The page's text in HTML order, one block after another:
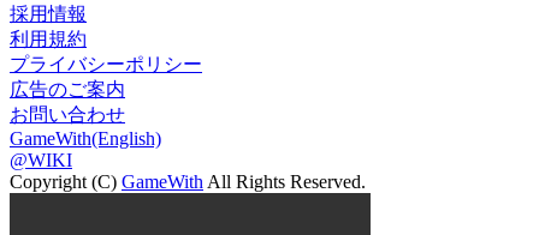
採用情報
利用規約
プライバシーポリシー
広告のご案内
お問い合わせ
GameWith(English)
@WIKI
Copyright (C) GameWith All Rights Reserved.